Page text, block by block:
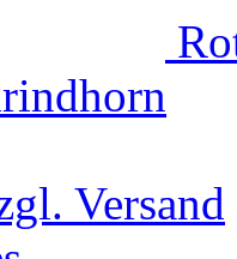
Versand